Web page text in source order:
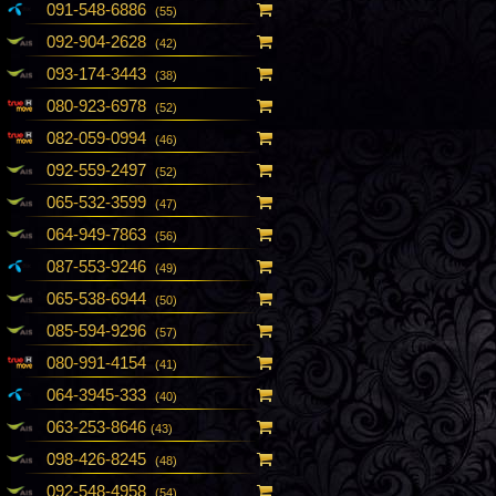
091-548-6886 (55)
092-904-2628 (42)
093-174-3443 (38)
080-923-6978 (52)
082-059-0994 (46)
092-559-2497 (52)
065-532-3599 (47)
064-949-7863 (56)
087-553-9246 (49)
065-538-6944 (50)
085-594-9296 (57)
080-991-4154 (41)
064-3945-333 (40)
063-253-8646 (43)
098-426-8245 (48)
092-548-4958 (54)